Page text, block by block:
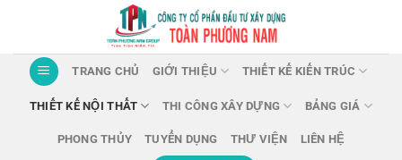
nội
dung
TRANG CHỦ GIỚI THIỆU THIẾT KẾ KIẾN TRÚC
THIẾT KẾ NỘI THẤT THI CÔNG XÂY DỰNG BẢNG GIÁ
PHONG THỦY TUYỂN DỤNG THƯ VIỆN LIÊN HỆ